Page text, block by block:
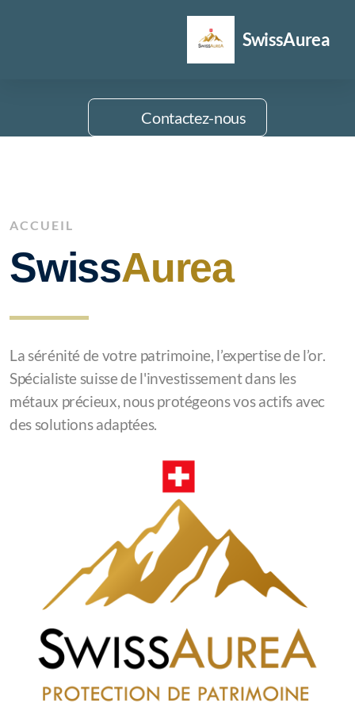
SwissAurea
Contactez-nous
ACCUEIL
SwissAurea
La sérénité de votre patrimoine, l’expertise de l’or.
Spécialiste suisse de l'investissement dans les
métaux précieux, nous protégeons vos actifs avec
des solutions adaptées.
Achat / Vente Or & Argent
Achat d'Or Le Locle
Achat d'Or Morteau
Achat d'Or Pontarlier
Solutions professionnelles
Acheter un lingot d'or en Suisse
Acheter des Pièces d'Or en Suisse